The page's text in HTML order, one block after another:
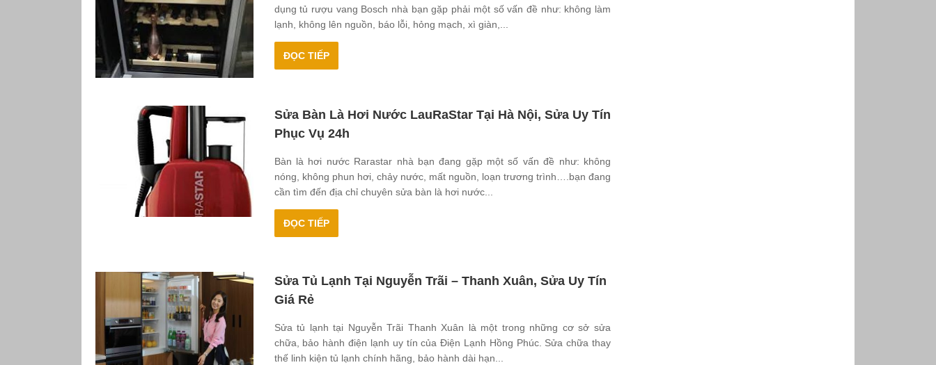
dụng tủ rượu vang Bosch nhà bạn gặp phải một số vấn đề như: không làm
lạnh, không lên nguồn, báo lỗi, hỏng mạch, xì giàn,...
ĐỌC TIẾP
Sửa Bàn Là Hơi Nước LauRaStar Tại Hà Nội, Sửa Uy Tín
Phục Vụ 24h
Bàn là hơi nước Rarastar nhà bạn đang gặp một số vấn đề như: không
nóng, không phun hơi, chảy nước, mất nguồn, loạn trương trình….bạn đang
cần tìm đến địa chỉ chuyên sửa bàn là hơi nước...
ĐỌC TIẾP
Sửa Tủ Lạnh Tại Nguyễn Trãi – Thanh Xuân, Sửa Uy Tín
Giá Rẻ
Sửa tủ lạnh tại Nguyễn Trãi Thanh Xuân là một trong những cơ sở sửa
chữa, bảo hành điện lạnh uy tín của Điện Lạnh Hồng Phúc. Sửa chữa thay
thế linh kiện tủ lạnh chính hãng, bảo hành dài hạn...